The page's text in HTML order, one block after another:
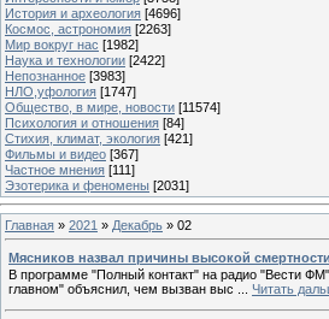
История и археология [4696]
Космос, астрономия [2263]
Мир вокруг нас [1982]
Наука и технологии [2422]
Непознанное [3983]
НЛО,уфология [1747]
Общество, в мире, новости [11574]
Психология и отношения [84]
Стихия, климат, экология [421]
Фильмы и видео [367]
Частное мнения [111]
Эзотерика и феномены [2031]
Главная » 2021 » Декабрь » 02
Мясников назвал причины высокой
В программе "Полный контакт" на радио "Вести
главном" объяснил, чем вызван выс
Читать